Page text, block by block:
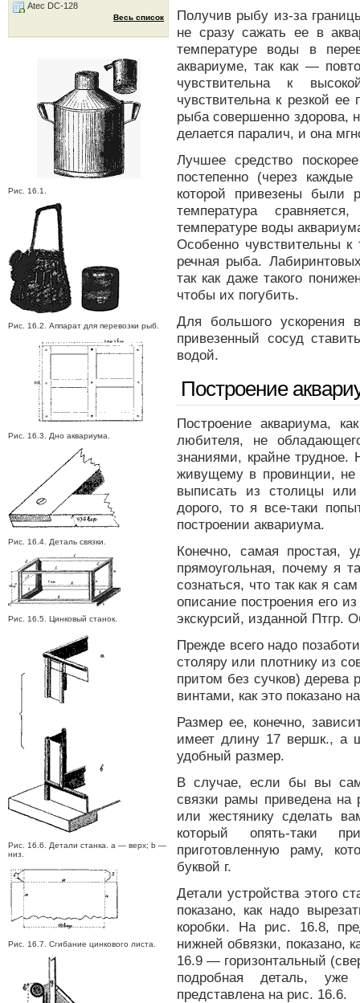
Получив рыбу из-за
не сразу сажать ее в
температуре воды в
аквариуме, так как —
чувствительна к
чувствительна к резкой
рыба совершенно здорова,
делается паралич, и она
Лучшее средство
постепенно (через
которой привезены были
температура
температуре воды
Особенно чувствительны
речная рыба.
так как даже такого
чтобы их погубить.
Для большого ускорения
привезенный сосуд
водой.
Построение
Построение аквариума,
любителя, не
знаниями, крайне
живущему в провинции, не
выписать из столицы или
дорого, то я все-таки
построении аквариума.
Конечно, самая простая,
прямоугольная, почему я
сознаться, что так как я
описание построения его
экскурсий, изданной Птгр.
Прежде всего надо
столяру или плотнику из
притом без сучков)
винтами, как это показано
Размер ее, конечно,
имеет длину 17 вершк., а
удобный размер.
В случае, если бы вы
связки рамы приведена
или жестянику сделать
который опять-таки
приготовленную раму,
буквой г.
Детали устройства этого
показано, как надо
коробки. На рис. 16.8,
нижней обвязки, показано,
16.9 — горизонтальный
подробная деталь, уже
представлена на рис. 16.6.
Atec DC-128
Весь список
Рис. 16.1.
Рис. 16.2. Аппарат для перевозки рыб.
Рис. 16.3. Дно аквариума.
Рис. 16.4. Деталь связки.
Рис. 16.5. Цинковый станок.
Рис. 16.6. Детали станка. a — верх; b —
низ.
Рис. 16.7. Сгибание цинкового листа.